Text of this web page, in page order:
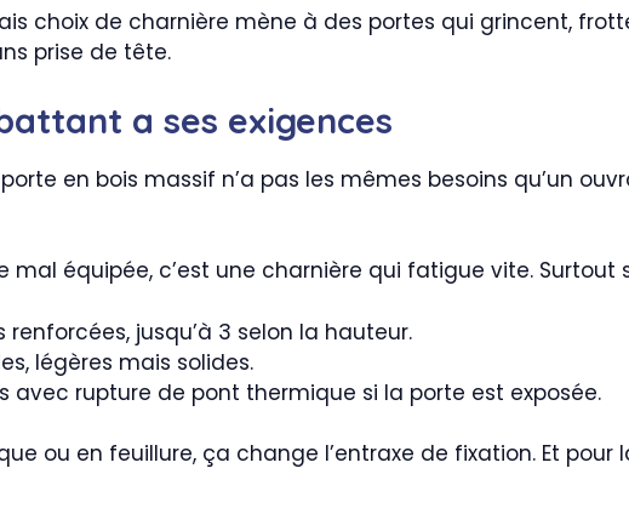
choix de charnière mène à des portes qui grincent,
prise de tête.
a ses exigences
en bois massif n’a pas les mêmes besoins qu’un
équipée, c’est une charnière qui fatigue vite. Surtout
renforcées, jusqu’à 3 selon la hauteur.
légères mais solides.
avec rupture de pont thermique si la porte est exposée.
ou en feuillure, ça change l’entraxe de fixation. Et